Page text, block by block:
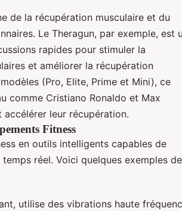
de la récupération musculaire et du
Le Theragun, par exemple, est
rapides pour stimuler la
et améliorer la récupération
(Pro, Elite, Prime et Mini), ce
comme Cristiano Ronaldo et Max
leur récupération.
Fitness
en outils intelligents capables de
réel. Voici quelques exemples de
utilise des vibrations haute